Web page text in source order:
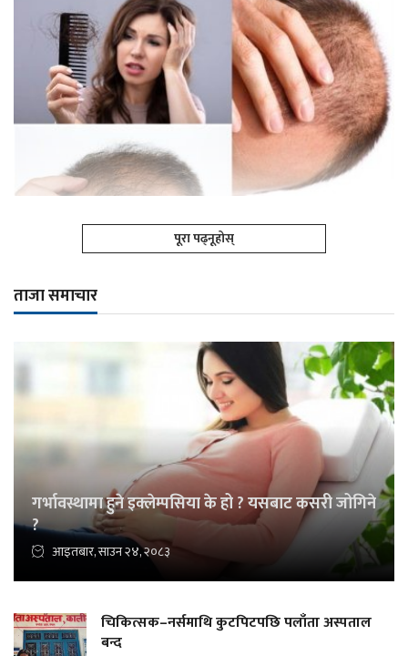
पूरा पढ्नूहोस्
ताजा समाचार
गर्भावस्थामा हुने इक्लेम्पसिया के हो ? यसबाट कसरी जोगिने
?
आइतबार, साउन २४, २०८३
चिकित्सक–नर्समाथि कुटपिटपछि पलाँता अस्पताल
बन्द